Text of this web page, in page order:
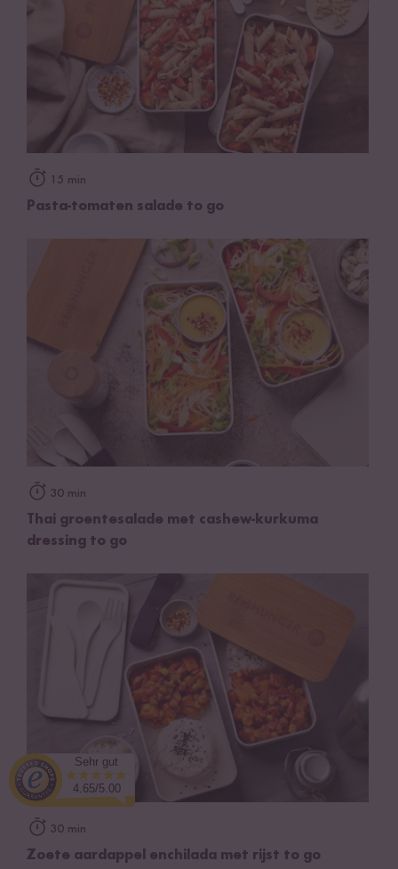
15 min
Pasta-tomaten salade to go
30 min
Thai groentesalade met cashew-kurkuma
dressing to go
30 min
Zoete aardappel enchilada met rijst to go
Sehr gut
4.65/5.00